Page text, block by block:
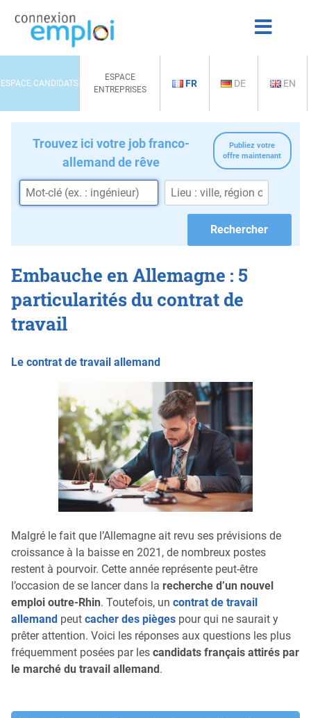
ESPACE CANDIDATS
ESPACE
ENTREPRISES
FR DE EN
Publiez votre
offre maintenant
Trouvez ici votre job franco-
allemand de rêve
Embauche en Allemagne : 5
particularités du contrat de
travail
Le contrat de travail allemand
Malgré le fait que l’Allemagne ait revu ses prévisions de
croissance à la baisse en 2021, de nombreux postes
restent à pourvoir. Cette année représente peut-être
l’occasion de se lancer dans la recherche d’un nouvel
emploi outre-Rhin. Toutefois, un contrat de travail
allemand peut cacher des pièges pour qui ne saurait y
prêter attention. Voici les réponses aux questions les plus
fréquemment posées par les candidats français attirés par
le marché du travail allemand.